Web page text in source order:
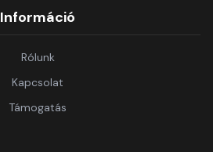
Információ
Rólunk
Kapcsolat
Támogatás